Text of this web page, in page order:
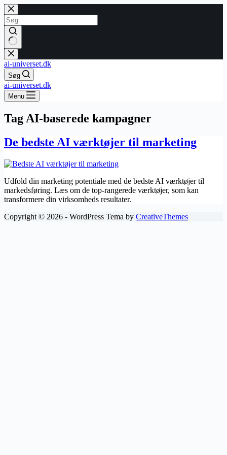
Fortsæt
til
indhold
Ingen
resultater
ai-universet.dk
Søg
ai-universet.dk
Menu
Tag AI-baserede kampagner
De bedste AI værktøjer til marketing
Udfold din marketing potentiale med de bedste AI værktøjer til
markedsføring. Læs om de top-rangerede værktøjer, som kan
transformere din virksomheds resultater.
Copyright © 2026 - WordPress Tema by CreativeThemes